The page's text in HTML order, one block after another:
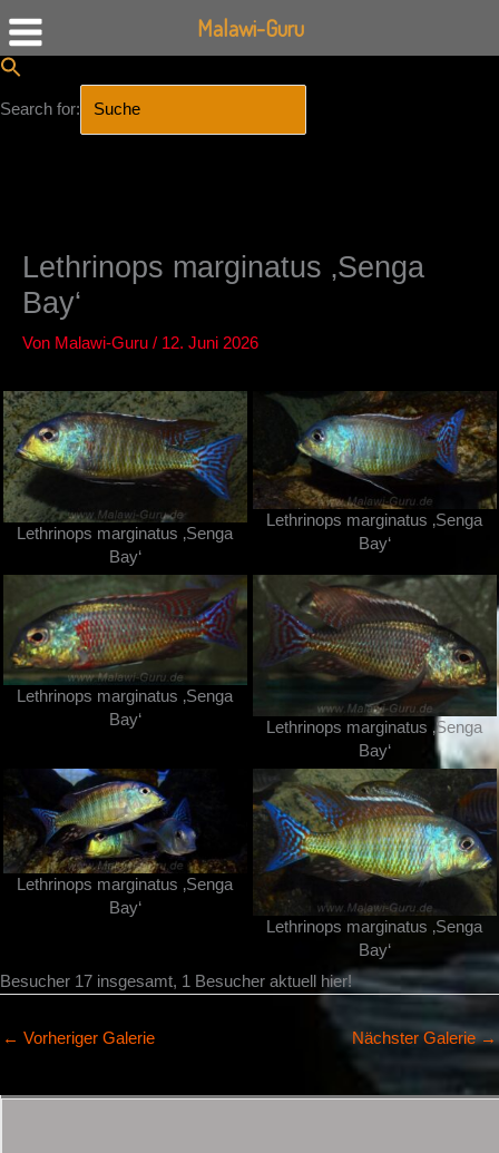
Search for:
Lethrinops marginatus ‚Senga
Bay‘
Von Malawi-Guru / 12. Juni 2026
Lethrinops marginatus ‚Senga
Bay‘
Lethrinops marginatus ‚Senga
Bay‘
Lethrinops marginatus ‚Senga
Bay‘
Lethrinops marginatus ‚Senga
Bay‘
Lethrinops marginatus ‚Senga
Bay‘
Lethrinops marginatus ‚Senga
Bay‘
Besucher 17 insgesamt, 1 Besucher aktuell hier!
← Vorheriger Galerie Nächster Galerie →
Malawi-Guru